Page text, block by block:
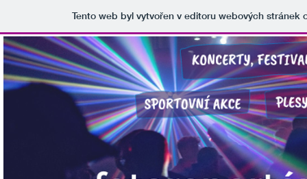
Tento web byl vytvořen v editoru webových stránek